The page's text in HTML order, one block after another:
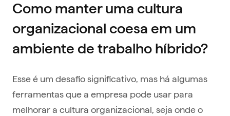
Como manter uma cultura
organizacional coesa em um
ambiente de trabalho híbrido?
Esse é um desafio significativo, mas há algumas
ferramentas que a empresa pode usar para
melhorar a cultura organizacional, seja onde o